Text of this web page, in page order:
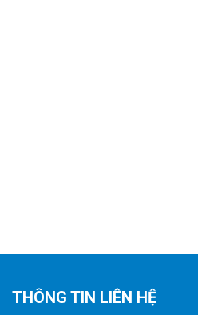
THÔNG TIN LIÊN HỆ